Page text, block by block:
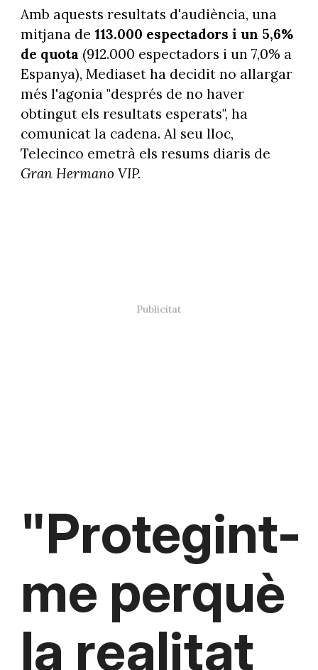
Amb aquests resultats d'audiència, una
mitjana de 113.000 espectadors i un 5,6%
de quota (912.000 espectadors i un 7,0% a
Espanya), Mediaset ha decidit no allargar
més l'agonia "després de no haver
obtingut els resultats esperats", ha
comunicat la cadena. Al seu lloc,
Telecinco emetrà els resums diaris de
Gran Hermano VIP.
"Protegint-
me perquè
la realitat